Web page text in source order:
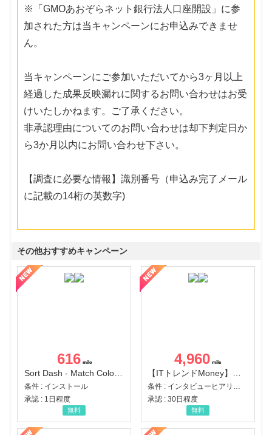
※「GMOあおぞらネット銀行法人口座開設」に参
加された方は当キャンペーンにお申込みできませ
ん。
当キャンペーンにご参加いただいてから3ヶ月以上
経過した成果反映漏れに関するお問い合わせはお受
けいたしかねます。ご了承ください。
非承認理由についてのお問い合わせは却下判定日か
ら3か月以内にお問い合わせ下さい。
【調査に必要な情報】識別番号（申込み完了メール
に記載の14桁の英数字)
その他おすすめキャンペーン
616
Sort Dash - Match Color Puzzle（チャレンジ11完了）（Android）
条件 : インストール
承認 : 1日程度
無料
4,960
【ITトレンドMoney】相談プロモーション
条件 : インタビューヒアリング完了
承認 : 30日程度
無料